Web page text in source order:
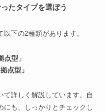
たタイプを選ぼう
下の2種類があります。
点型」
点型」
て詳しく解説しています。自
にも、しっかりとチェックし